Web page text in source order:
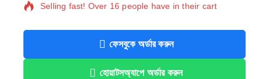
Selling fast! Over 16 people have in their cart
ফেসবুকে অর্ডার করুন
হোয়াটসঅ্যাপে অর্ডার করুন